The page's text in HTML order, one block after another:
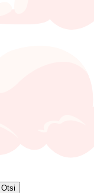
Otsi